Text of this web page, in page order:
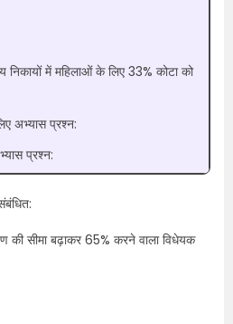
निकायों में महिलाओं के लिए 33% कोटा को
अभ्यास प्रश्न:
प्रश्न:
की सीमा बढ़ाकर 65% करने वाला विधेयक